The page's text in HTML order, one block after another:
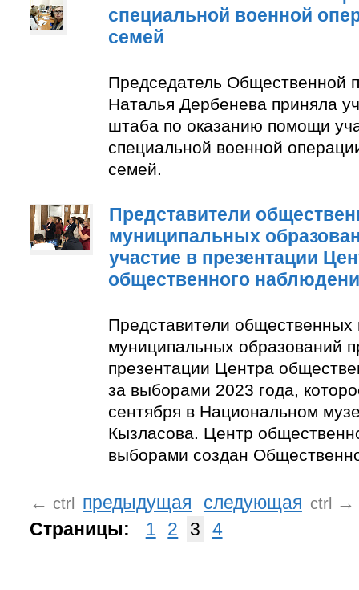
специальной военной
семей
Председатель Общественной
Наталья Дербенева приняла
штаба по оказанию помощи
специальной военной
семей.
Представители
муниципальных
участие в презентации
общественного
Представители общественных
муниципальных образований
презентации Центра
за выборами 2023 года,
сентября в Национальном
Кызласова. Центр
выборами создан
← ctrl предыдущая следующая ctrl
→
Страницы:
1 2 3 4